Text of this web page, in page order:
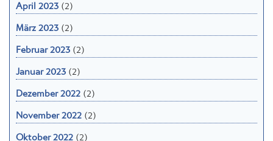
März 2023(2)
Februar 2023(2)
Januar 2023(2)
Dezember 2022(2)
November 2022(2)
Oktober 2022(2)